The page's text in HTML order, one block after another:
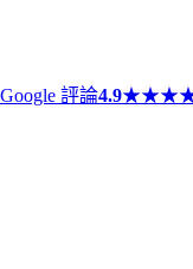
Google 評論4.9★★★